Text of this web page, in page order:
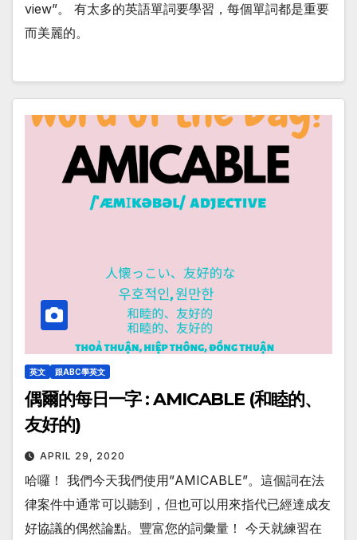
view”。 有太多的英語單詞要學習，每個單詞都是重要
而美麗的。
英文 跟ABC學英文
偶爾的每日一字 : AMICABLE (和睦的、
友好的)
APRIL 29, 2020
哈囉！ 我們今天我們使用”AMICABLE”。這個詞在法
律案件中通常可以聽到，但也可以用來指代已經達成友
好協議的偶然論點。豐富您的詞彙量！ 今天就練習在